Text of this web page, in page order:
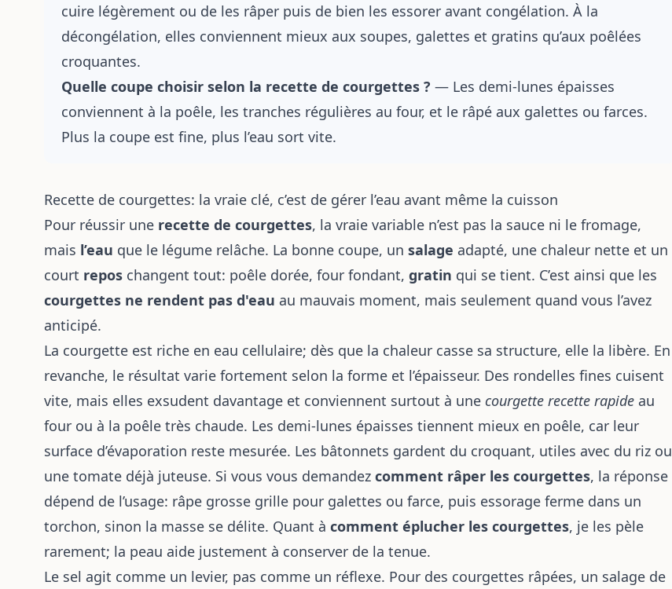
cuire légèrement ou de les râper puis de bien les essorer avant congélation. À la
décongélation, elles conviennent mieux aux soupes, galettes et gratins qu’aux poêlées
croquantes.
Quelle coupe choisir selon la recette de courgettes ? — Les demi-lunes épaisses
conviennent à la poêle, les tranches régulières au four, et le râpé aux galettes ou farces.
Plus la coupe est fine, plus l’eau sort vite.
Recette de courgettes: la vraie clé, c’est de gérer l’eau avant même la cuisson
Pour réussir une recette de courgettes, la vraie variable n’est pas la sauce ni le fromage,
mais l’eau que le légume relâche. La bonne coupe, un salage adapté, une chaleur nette et un
court repos changent tout: poêle dorée, four fondant, gratin qui se tient. C’est ainsi que les
courgettes ne rendent pas d'eau au mauvais moment, mais seulement quand vous l’avez
anticipé.
La courgette est riche en eau cellulaire; dès que la chaleur casse sa structure, elle la libère. En
revanche, le résultat varie fortement selon la forme et l’épaisseur. Des rondelles fines cuisent
vite, mais elles exsudent davantage et conviennent surtout à une courgette recette rapide au
four ou à la poêle très chaude. Les demi-lunes épaisses tiennent mieux en poêle, car leur
surface d’évaporation reste mesurée. Les bâtonnets gardent du croquant, utiles avec du riz ou
une tomate déjà juteuse. Si vous vous demandez comment râper les courgettes, la réponse
dépend de l’usage: râpe grosse grille pour galettes ou farce, puis essorage ferme dans un
torchon, sinon la masse se délite. Quant à comment éplucher les courgettes, je les pèle
rarement; la peau aide justement à conserver de la tenue.
Le sel agit comme un levier, pas comme un réflexe. Pour des courgettes râpées, un salage de